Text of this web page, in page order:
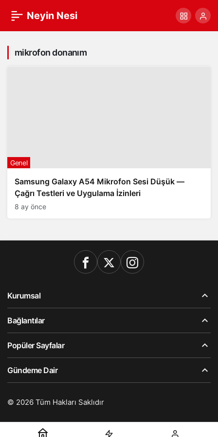
Neyin Nesi
mikrofon donanım
Samsung Galaxy A54 Mikrofon Sesi Düşük —
Çağrı Testleri ve Uygulama İzinleri
Genel
8 ay önce
Kurumsal
Bağlantılar
Popüler Sayfalar
Gündeme Dair
© 2026 Tüm Hakları Saklıdır